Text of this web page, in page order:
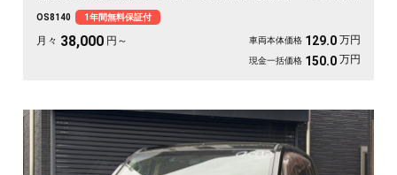
パールの艶やかなボディが週末を格上げしてくれます。心地よさで選ぶなら《1
年保証付》💺✨🚗🎵💎
OS8140 1年間無料保証付
月々 38,000 円～ 車両本体価格 129.0 万円
現金一括価格 150.0 万円